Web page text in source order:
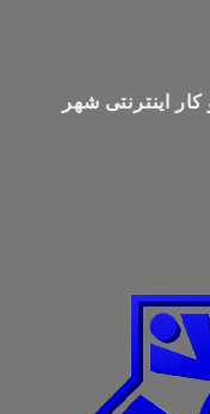
اینترنتی شهر